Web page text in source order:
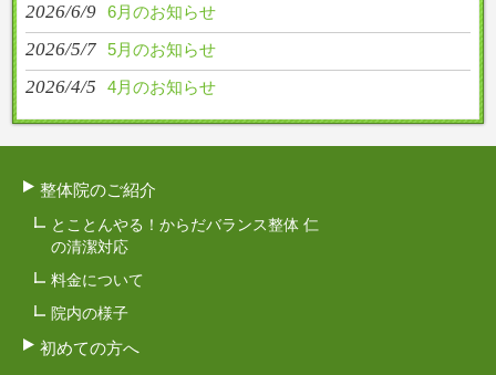
2026/6/9 6月のお知らせ
2026/5/7 5月のお知らせ
2026/4/5 4月のお知らせ
整体院のご紹介
とことんやる！からだバランス整体 仁
の清潔対応
料金について
院内の様子
初めての方へ